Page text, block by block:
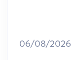
06/08/2026